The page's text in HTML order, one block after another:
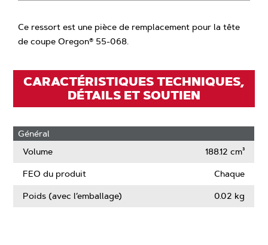
Ce ressort est une pièce de remplacement pour la tête
de coupe Oregon® 55-068.
CARACTÉRISTIQUES TECHNIQUES,
DÉTAILS ET SOUTIEN
Général
Volume
188.12 cm³
FEO du produit Chaque
Poids (avec l’emballage) 0.02 kg